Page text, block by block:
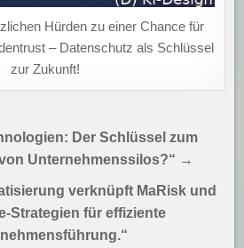
Hürden zu einer Chance für
– Datenschutz als Schlüssel
zur Zukunft!
Der Schlüssel zum
Unternehmenssilos?“ →
verknüpft MaRisk und
Strategien für effiziente